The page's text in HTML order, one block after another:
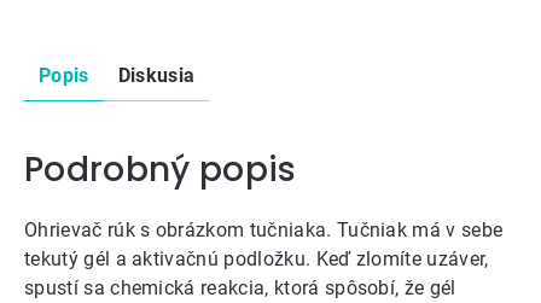
Popis Diskusia
Podrobný popis
Ohrievač rúk s obrázkom tučniaka. Tučniak má v sebe
tekutý gél a aktivačnú podložku. Keď zlomíte uzáver,
spustí sa chemická reakcia, ktorá spôsobí, že gél